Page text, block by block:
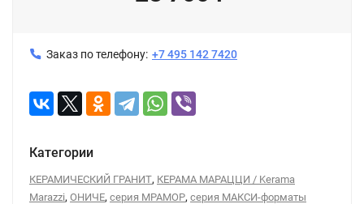
Заказ по телефону: +7 495 142 7420
Категории
КЕРАМИЧЕСКИЙ ГРАНИТ, КЕРАМА МАРАЦЦИ / Kerama
Marazzi, ОНИЧЕ, серия МРАМОР, серия МАКСИ-форматы